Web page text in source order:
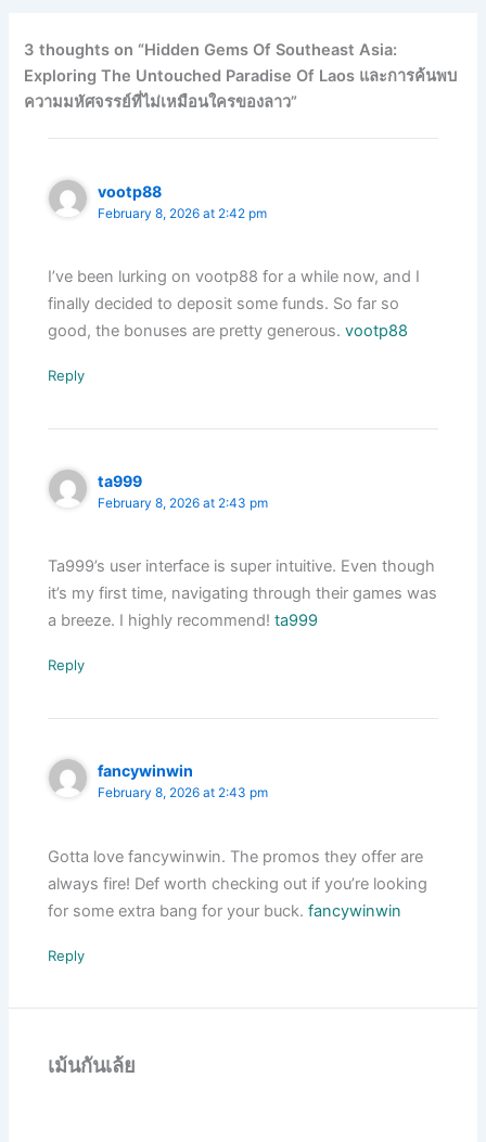
3 thoughts on “Hidden Gems Of Southeast Asia:
Exploring The Untouched Paradise Of Laos และการค้นพบ
ความมหัศจรรย์ที่ไม่เหมือนใครของลาว”
vootp88
February 8, 2026 at 2:42 pm
I’ve been lurking on vootp88 for a while now, and I
finally decided to deposit some funds. So far so
good, the bonuses are pretty generous.vootp88
Reply
ta999
February 8, 2026 at 2:43 pm
Ta999’s user interface is super intuitive. Even though
it’s my first time, navigating through their games was
a breeze. I highly recommend!ta999
Reply
fancywinwin
February 8, 2026 at 2:43 pm
Gotta love fancywinwin. The promos they offer are
always fire! Def worth checking out if you’re looking
for some extra bang for your buck.fancywinwin
Reply
เม้นกันเล้ย